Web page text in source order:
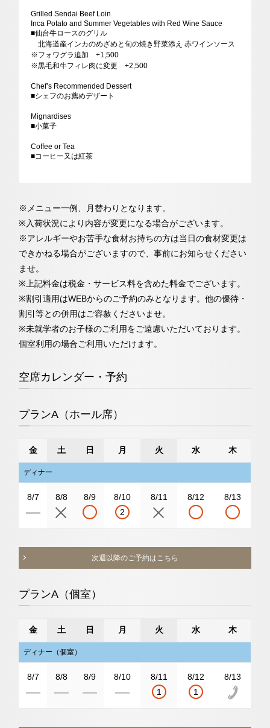
Grilled Sendai Beef Loin
Inca Potato and Summer Vegetables with Red Wine Sauce
■仙台牛ロースのグリル
北海道産インカのめざめと旬の焼き野菜添え 赤ワインソース
※フォワグラ追加 +1,500
※黒毛和牛フィレ肉に変更 +2,500
Chef’s Recommended Dessert
■シェフのお薦めデザート
Mignardises
■小菓子
Coffee or Tea
■コーヒー又は紅茶
※メニュー一例、月替わりとなります。
※入荷状況により内容が変更になる場合がございます。
※アレルギーやお苦手な食材お持ちの方は当日の食材変更は
できかねる場合がございますので、事前にお知らせください
ませ。
※上記料金は税金・サービス料を含めた料金でございます。
※割引適用はWEBからのご予約のみとなります。他の優待・
割引等との併用はご容赦くださいませ。
※未就学者のお子様のご利用をご遠慮いただいております。
個室利用の場合ご利用いただけます。
空席カレンダー・予約
プランA（ホール席）
金 土 日 月 火 水 木
ディナー
8/7 8/8
8/9
2
8/10 8/11 8/12 8/13
次週以降のご予約はこちら
プランA（個室）
金 土 日 月 火 水 木
ディナー（個室）
8/7 8/8 8/9
8/10
1
8/11
1
8/12 8/13